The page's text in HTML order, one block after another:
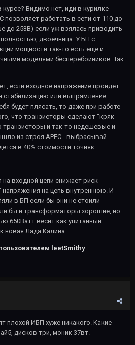
Видимо нет, иди в курилке
позволяет работать в сети от 110 до
до 253В) если уж взялась приводить
двоечница. У БП с
мощности так-то есть еще и
моделями бесперебойников. Так
если входное напряжение пройдет
стабилизацию или выпрямление
будет плясать, то даже при работе
что транзисторы сделают "кряк-
транзисторы и так-то недешевые и
из строя APFC - выбрасывай
в 40% стоимости точняк
входной цепи снижает риск
на цепь внутреннюю. И
в БП если бы они не стоили
бы и трансформаторы хорошие, но
650Ватт весит как упитанный
новая Лада Калина.
leetSmithy
плохой ИБП хуже никакого. Какие
дисков три, моник 37вт.